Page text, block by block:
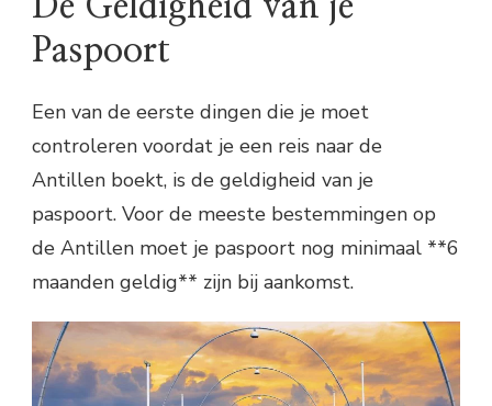
Paspoort
Een van de eerste dingen die je moet
controleren voordat je een reis naar de
Antillen boekt, is de geldigheid van je
paspoort. Voor de meeste bestemmingen op
de Antillen moet je paspoort nog minimaal **6
maanden geldig** zijn bij aankomst.